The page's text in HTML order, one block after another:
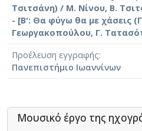
Τσιτσάνη) / Μ. Νίνου, Β.
- [B': Θα φύγω θα με χάσεις
Γεωργακοπούλου, Γ.
Προέλευση εγγραφής
Πανεπιστήμιο Ιωαννίνων
Μουσικό έργο της